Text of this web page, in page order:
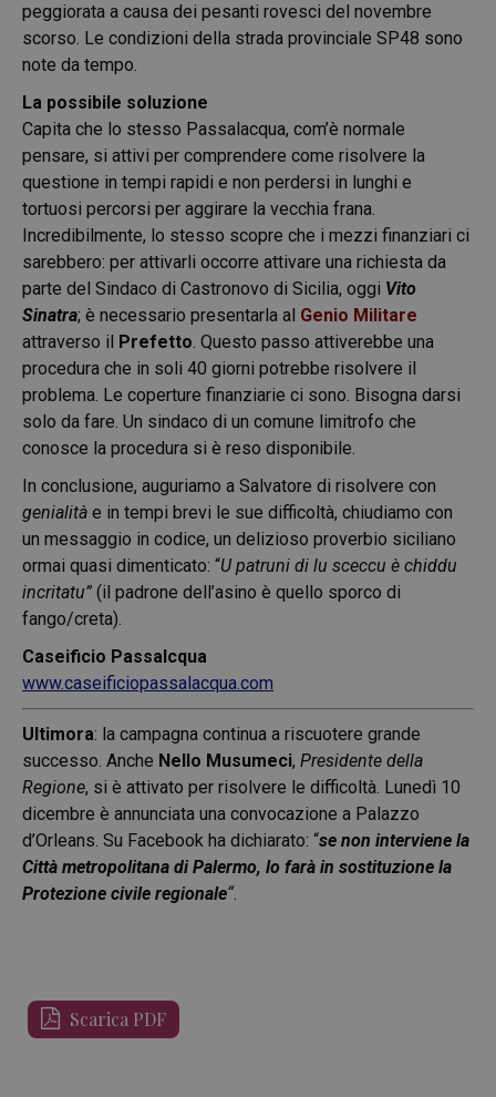
peggiorata a causa dei pesanti rovesci del novembre
scorso. Le condizioni della strada provinciale SP48 sono
note da tempo.
La possibile soluzione
Capita che lo stesso Passalacqua, com’è normale
pensare, si attivi per comprendere come risolvere la
questione in tempi rapidi e non perdersi in lunghi e
tortuosi percorsi per aggirare la vecchia frana.
Incredibilmente, lo stesso scopre che i mezzi finanziari ci
sarebbero: per attivarli occorre attivare una richiesta da
parte del Sindaco di Castronovo di Sicilia, oggi Vito
Sinatra; è necessario presentarla al Genio Militare
attraverso il Prefetto. Questo passo attiverebbe una
procedura che in soli 40 giorni potrebbe risolvere il
problema. Le coperture finanziarie ci sono. Bisogna darsi
solo da fare. Un sindaco di un comune limitrofo che
conosce la procedura si è reso disponibile.
In conclusione, auguriamo a Salvatore di risolvere con
genialità e in tempi brevi le sue difficoltà, chiudiamo con
un messaggio in codice, un delizioso proverbio siciliano
ormai quasi dimenticato: “U patruni di lu sceccu è chiddu
incritatu” (il padrone dell’asino è quello sporco di
fango/creta).
Caseificio Passalcqua
www.caseificiopassalacqua.com
Ultimora: la campagna continua a riscuotere grande
successo. Anche Nello Musumeci, Presidente della
Regione, si è attivato per risolvere le difficoltà. Lunedì 10
dicembre è annunciata una convocazione a Palazzo
d’Orleans. Su Facebook ha dichiarato: “se non interviene la
Città metropolitana di Palermo, lo farà in sostituzione la
Protezione civile regionale“.
Scarica PDF